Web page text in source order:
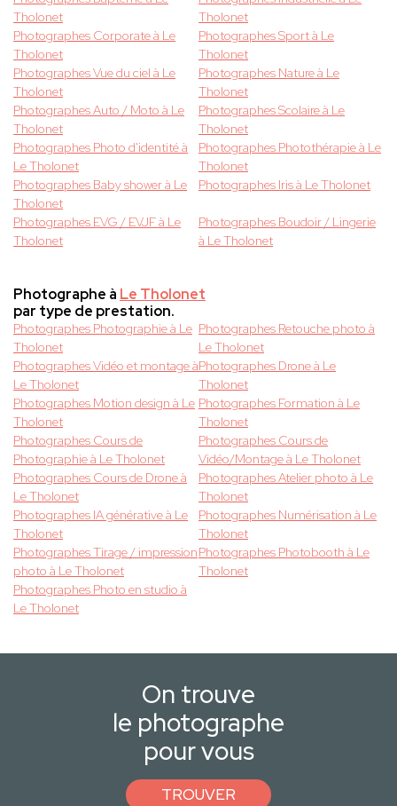
Tholonet
Tholonet
Photographes Corporate à Le
Tholonet
Photographes Sport à Le
Tholonet
Photographes Vue du ciel à Le
Tholonet
Photographes Nature à Le
Tholonet
Photographes Auto / Moto à Le
Tholonet
Photographes Scolaire à Le
Tholonet
Photographes Photo d'identité à
Le Tholonet
Photographes Photothérapie à Le
Tholonet
Photographes Baby shower à Le
Tholonet
Photographes Iris à Le Tholonet
Photographes EVG / EVJF à Le
Tholonet
Photographes Boudoir / Lingerie
à Le Tholonet
Photographe à Le Tholonet
par type de prestation.
Photographes Photographie à Le
Tholonet
Photographes Retouche photo à
Le Tholonet
Photographes Vidéo et montage à
Le Tholonet
Photographes Drone à Le
Tholonet
Photographes Motion design à Le
Tholonet
Photographes Formation à Le
Tholonet
Photographes Cours de
Photographie à Le Tholonet
Photographes Cours de
Vidéo/Montage à Le Tholonet
Photographes Cours de Drone à
Le Tholonet
Photographes Atelier photo à Le
Tholonet
Photographes IA générative à Le
Tholonet
Photographes Numérisation à Le
Tholonet
Photographes Tirage / impression
photo à Le Tholonet
Photographes Photobooth à Le
Tholonet
Photographes Photo en studio à
Le Tholonet
On trouve
le photographe
pour vous
TROUVER